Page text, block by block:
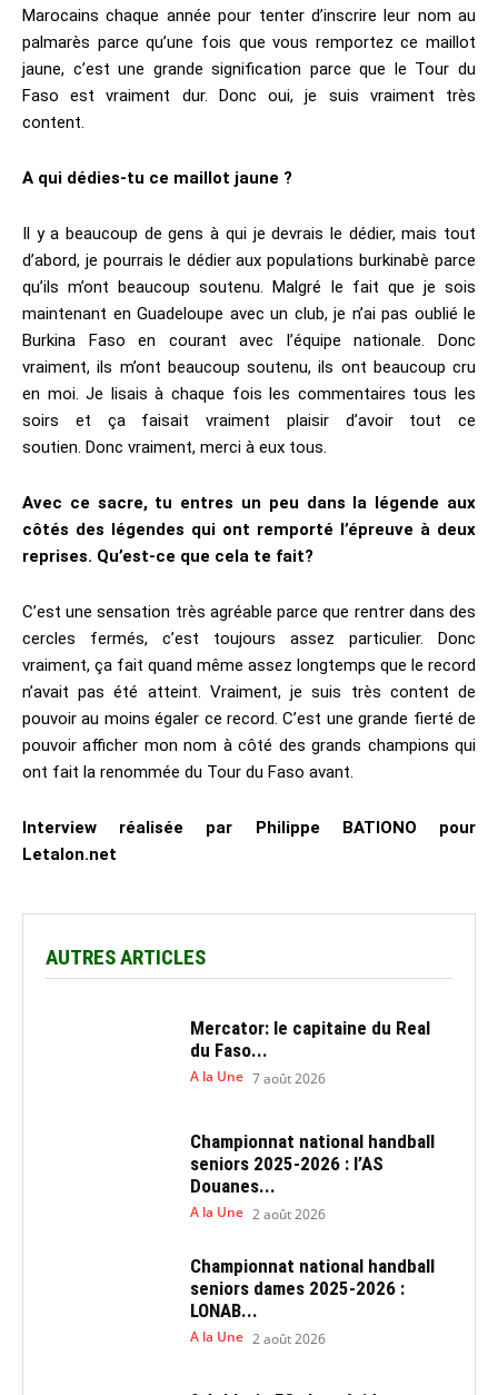
Marocains chaque année pour tenter d’inscrire leur nom au
palmarès parce qu’une fois que vous remportez ce maillot
jaune, c’est une grande signification parce que le Tour du
Faso est vraiment dur. Donc oui, je suis vraiment très
content.
A qui dédies-tu ce maillot jaune ?
Il y a beaucoup de gens à qui je devrais le dédier, mais tout
d’abord, je pourrais le dédier aux populations burkinabè parce
qu’ils m’ont beaucoup soutenu. Malgré le fait que je sois
maintenant en Guadeloupe avec un club, je n’ai pas oublié le
Burkina Faso en courant avec l’équipe nationale. Donc
vraiment, ils m’ont beaucoup soutenu, ils ont beaucoup cru
en moi. Je lisais à chaque fois les commentaires tous les
soirs et ça faisait vraiment plaisir d’avoir tout ce
soutien. Donc vraiment, merci à eux tous.
Avec ce sacre, tu entres un peu dans la légende aux
côtés des légendes qui ont remporté l’épreuve à deux
reprises. Qu’est-ce que cela te fait?
C’est une sensation très agréable parce que rentrer dans des
cercles fermés, c’est toujours assez particulier. Donc
vraiment, ça fait quand même assez longtemps que le record
n’avait pas été atteint. Vraiment, je suis très content de
pouvoir au moins égaler ce record. C’est une grande fierté de
pouvoir afficher mon nom à côté des grands champions qui
ont fait la renommée du Tour du Faso avant.
Interview réalisée par Philippe BATIONO pour
Letalon.net
AUTRES ARTICLES
Mercator: le capitaine du Real
du Faso...
A la Une 7 août 2026
Championnat national handball
seniors 2025-2026 : l’AS
Douanes...
A la Une 2 août 2026
Championnat national handball
seniors dames 2025-2026 :
LONAB...
A la Une 2 août 2026